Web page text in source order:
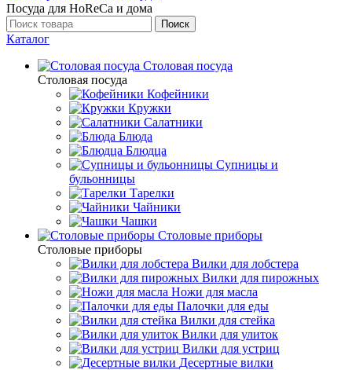
Посуда для HoReCa и дома
Поиск
Каталог
Столовая посуда
Столовая посуда
Кофейники
Кружки
Салатники
Блюда
Блюдца
Супницы и
бульонницы
Тарелки
Чайники
Чашки
Cтоловые приборы
Cтоловые приборы
Вилки для лобстера
Вилки для пирожных
Ножи для масла
Палочки для еды
Вилки для стейка
Вилки для улиток
Вилки для устриц
Десертные вилки